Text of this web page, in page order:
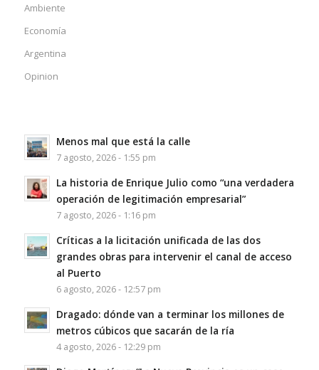
Ambiente
Economía
Argentina
Opinion
Menos mal que está la calle
7 agosto, 2026 - 1:55 pm
La historia de Enrique Julio como “una verdadera
operación de legitimación empresarial”
7 agosto, 2026 - 1:16 pm
Críticas a la licitación unificada de las dos
grandes obras para intervenir el canal de acceso
al Puerto
6 agosto, 2026 - 12:57 pm
Dragado: dónde van a terminar los millones de
metros cúbicos que sacarán de la ría
4 agosto, 2026 - 12:29 pm